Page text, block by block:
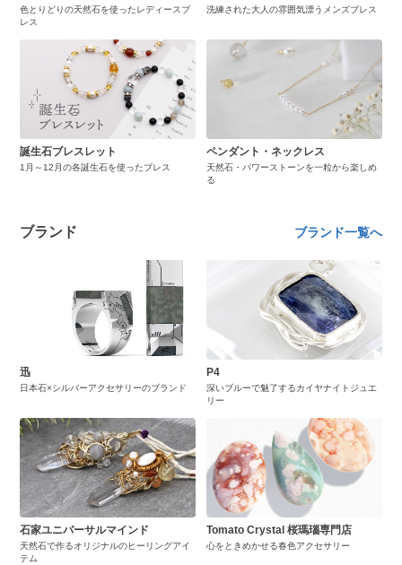
色とりどりの天然石を使ったレディースブ
レス
洗練された大人の雰囲気漂うメンズブレス
誕生石ブレスレット
1月～12月の各誕生石を使ったブレス
ペンダント・ネックレス
天然石・パワーストーンを一粒から楽しめ
る
ブランド ブランド一覧へ
迅
日本石×シルバーアクセサリーのブランド
P4
深いブルーで魅了するカイヤナイトジュエ
リー
石家ユニバーサルマインド
天然石で作るオリジナルのヒーリングアイ
テム
Tomato Crystal 桜瑪瑙専門店
心をときめかせる春色アクセサリー